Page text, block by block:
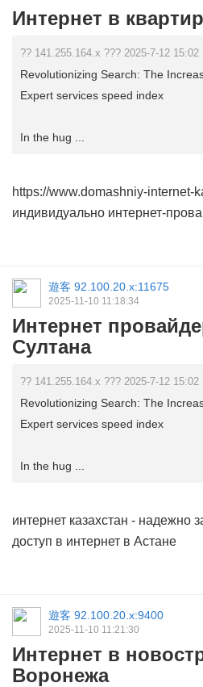
Интернет в
?? 141.255.164.x ??? 2025-7-12 15:02
Revolutionizing Search: The
Expert services speed index
In the hug ...
https://www.domashniy-internet-
индивидуально интернет-
遊客 92.100.20.x:11675
2025-11-10 11:18:34
Интернет
Султана
?? 141.255.164.x ??? 2025-7-12 15:02
Revolutionizing Search: The
Expert services speed index
In the hug ...
интернет казахстан - надежно
доступ в интернет в Астане
遊客 92.100.20.x:9400
2025-11-10 11:21:30
Интернет в
Воронежа